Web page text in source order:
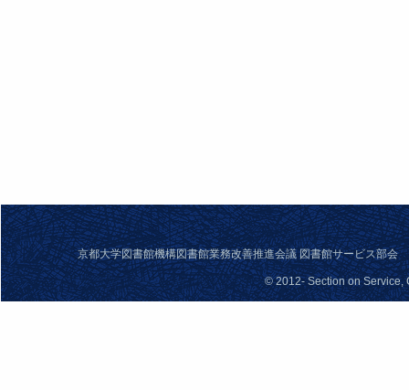
京都大学図書館機構図書館業務改善推進会議 図書館サービス部
© 2012- Section on Service,